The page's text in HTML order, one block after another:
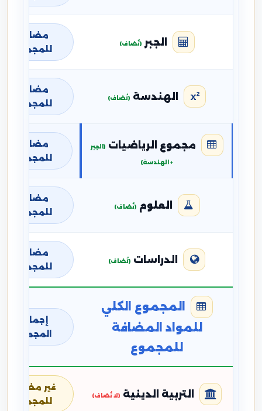
الجبر (تُضاف)
مضافة
للمجموع
الهندسة (تُضاف)
مضافة
للمجموع
مجموع الرياضيات (الجبر
+ الهندسة)
مضافة
للمجموع
العلوم (تُضاف)
مضافة
للمجموع
الدراسات (تُضاف)
مضافة
للمجموع
المجموع الكلي
للمواد المضافة
للمجموع
إجمالي
المجموع
التربية الدينية (لا تُضاف)
غير مضافة
للمجموع